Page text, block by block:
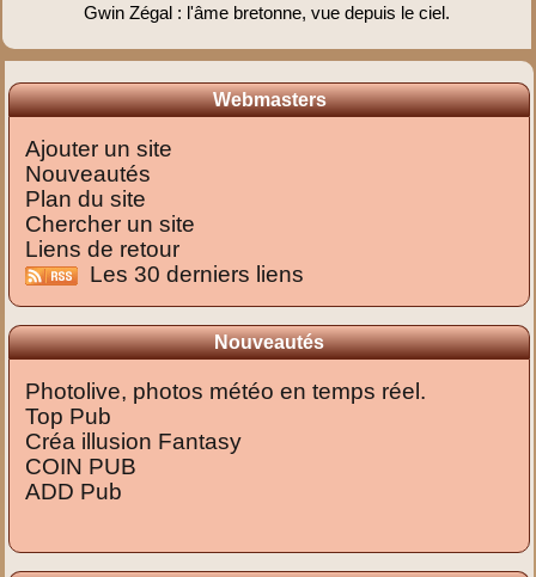
Gwin Zégal : l'âme bretonne, vue depuis le ciel.
Webmasters
Ajouter un site
Nouveautés
Plan du site
Chercher un site
Liens de retour
Les 30 derniers liens
Nouveautés
Photolive, photos météo en temps réel.
Top Pub
Créa illusion Fantasy
COIN PUB
ADD Pub